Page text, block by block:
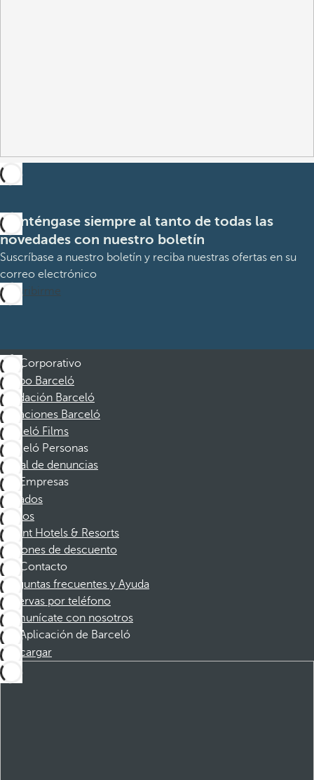
Manténgase siempre al tanto de todas las
novedades con nuestro boletín
Suscríbase a nuestro boletín y reciba nuestras ofertas en su
correo electrónico
Suscribirme
Corporativo
Grupo Barceló
Fundación Barceló
Vacaciones Barceló
Barceló Films
Barceló Personas
Canal de denuncias
Empresas
Afiliados
Socios
Dorint Hotels & Resorts
Cupones de descuento
Contacto
Preguntas frecuentes y Ayuda
Reservas por teléfono
Comunícate con nosotros
Aplicación de Barceló
Descargar